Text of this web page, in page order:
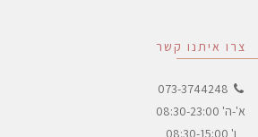
צרו איתנו קשר
073-3744248
א'-ה' 08:30-23:00
ו' 08:30-15:00